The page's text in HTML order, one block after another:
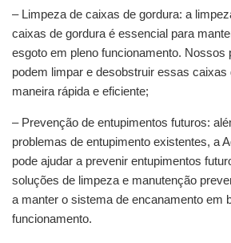
– Limpeza de caixas de gordura: a
caixas de gordura é essencial para
esgoto em pleno funcionamento. Nossos
podem limpar e desobstruir essas caixas
maneira rápida e eficiente;
– Prevenção de entupimentos futuros:
problemas de entupimento existentes, a
pode ajudar a prevenir entupimentos
soluções de limpeza e manutenção
a manter o sistema de encanamento em
funcionamento.